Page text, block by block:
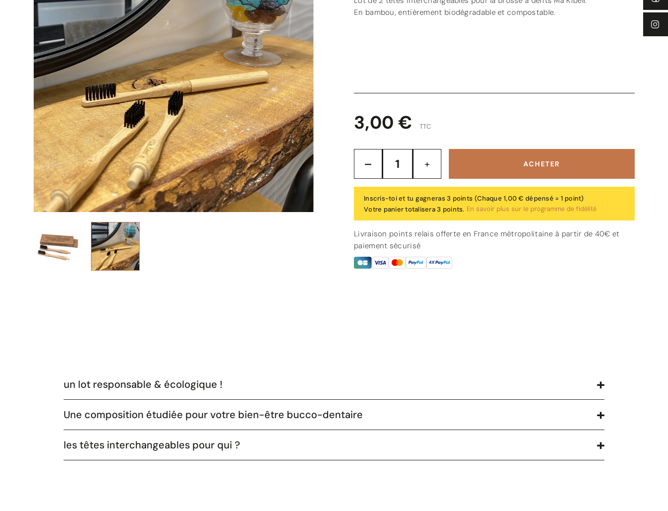
En bambou, entièrement biodégradable et compostable.
3,00 € TTC
ACHETER
Inscris-toi et tu gagneras 3 points (Chaque 1,00 € dépensé = 1 point)
Votre panier totalisera 3 points. En savoir plus sur le programme de fidélité
Livraison points relais offerte en France métropolitaine à partir de 40€ et
paiement sécurisé
un lot responsable & écologique !
Une composition étudiée pour votre bien-être bucco-dentaire
les têtes interchangeables pour qui ?